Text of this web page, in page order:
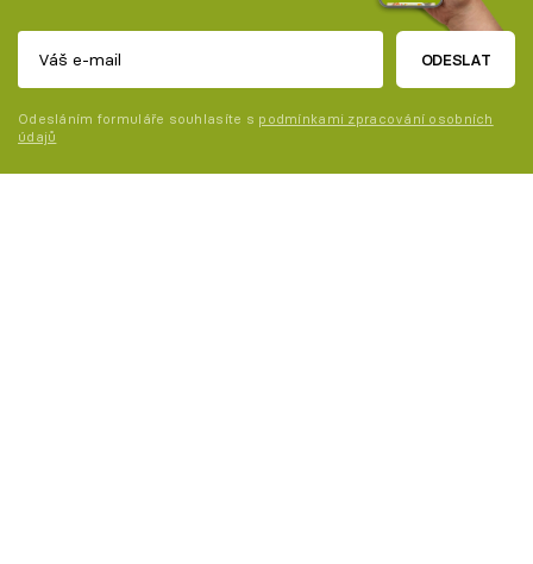
ODESLAT
Odesláním formuláře souhlasíte s podmínkami zpracování osobních
údajů